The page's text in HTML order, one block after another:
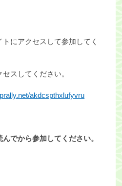
にアクセスして参加してく
スしてください。
akdcspthxlufyvru
でから参加してください。